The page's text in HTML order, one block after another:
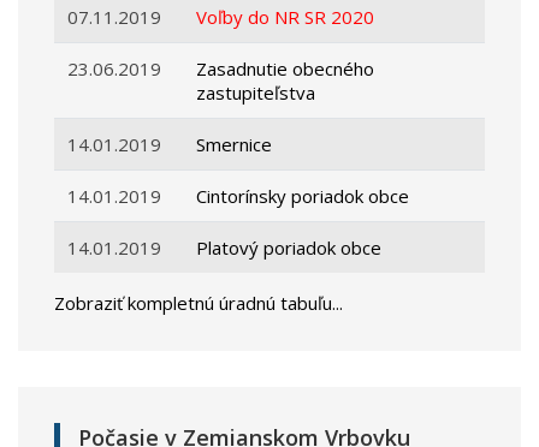
07.11.2019 Voľby do NR SR 2020
23.06.2019
Zasadnutie obecného
zastupiteľstva
14.01.2019 Smernice
14.01.2019 Cintorínsky poriadok obce
14.01.2019 Platový poriadok obce
Zobraziť kompletnú úradnú tabuľu...
Počasie v Zemianskom Vrbovku